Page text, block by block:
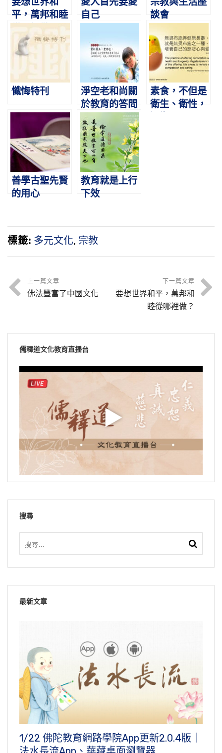
平，萬邦和睦
從哪裡做？
自己
談會
懺悔特刊
淨空老和尚關
於教育的答問
素食，不但是
衛生、衛性，
善學古聖先賢
的用心
教育就是上行
下效
標籤: 多元文化, 宗教
上一篇文章
佛法豐富了中國文化
下一篇文章
要想世界和平，萬邦和
睦從哪裡做？
儒釋道文化教育直播台
搜尋
最新文章
1/22 佛陀教育網路學院App更新2.0.4版｜